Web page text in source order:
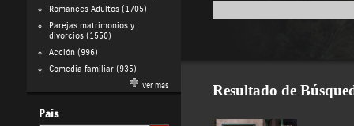
Romances Adultos(1705)
Parejas matrimonios y
divorcios(1550)
Acción(996)
Comedia familiar(935)
Ver más
País
Resultado de